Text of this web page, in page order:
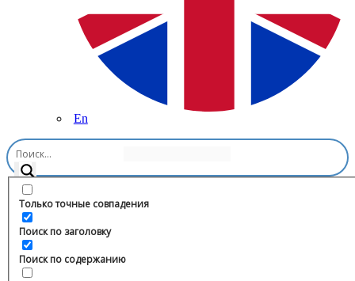
En
Только точные совпадения
Поиск по заголовку
Поиск по содержанию
Главная